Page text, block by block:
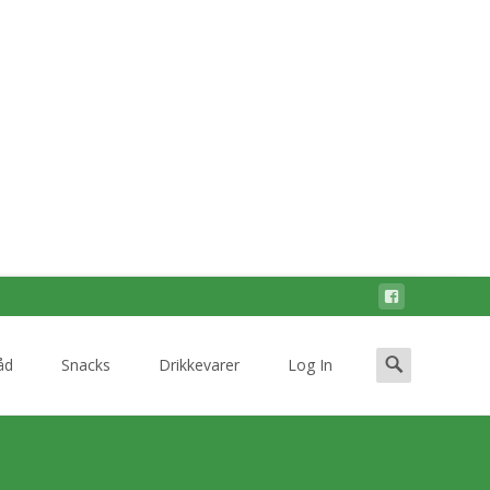
Snacks Drikkevarer Log In
Search
for: